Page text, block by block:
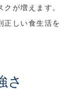
が増えます。
正しい食生活を
さ